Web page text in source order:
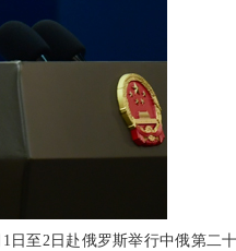
日至2日赴俄罗斯举行中俄第二